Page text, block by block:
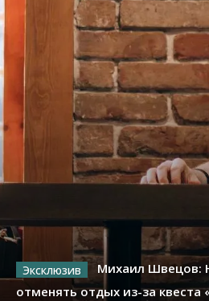
Михаил Швецов:
отменять отдых из-за квеста